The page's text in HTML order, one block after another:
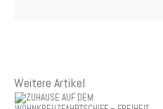
Weitere Artikel